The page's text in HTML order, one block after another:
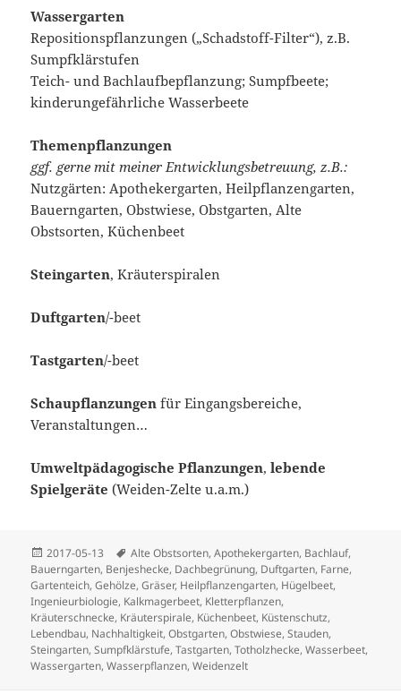
Wassergarten
Repositionspflanzungen („Schadstoff-Filter“), z.B.
Sumpfklärstufen
Teich- und Bachlaufbepflanzung; Sumpfbeete;
kinderungefährliche Wasserbeete
Themenpflanzungen
ggf. gerne mit meiner Entwicklungsbetreuung, z.B.:
Nutzgärten: Apothekergarten, Heilpflanzengarten,
Bauerngarten, Obstwiese, Obstgarten, Alte
Obstsorten, Küchenbeet
Steingarten, Kräuterspiralen
Duftgarten/-beet
Tastgarten/-beet
Schaupflanzungen für Eingangsbereiche,
Veranstaltungen…
Umweltpädagogische Pflanzungen,lebende
Spielgeräte (Weiden-Zelte u.a.m.)
Veröffentlicht
am
2017-05-13 Schlagwörter
Alte Obstsorten,Apothekergarten, Bachlauf,
Bauerngarten, Benjeshecke, Dachbegrünung, Duftgarten, Farne,
Gartenteich,Gehölze,Gräser, Heilpflanzengarten, Hügelbeet,
Ingenieurbiologie, Kalkmagerbeet, Kletterpflanzen,
Kräuterschnecke, Kräuterspirale, Küchenbeet, Küstenschutz,
Lebendbau, Nachhaltigkeit,Obstgarten,Obstwiese,Stauden,
Steingarten,Sumpfklärstufe,Tastgarten,Totholzhecke,Wasserbeet,
Wassergarten,Wasserpflanzen,Weidenzelt